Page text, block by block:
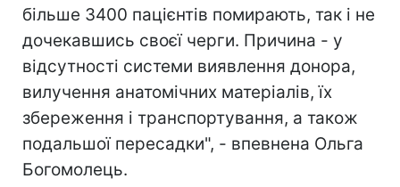
більше 3400 пацієнтів помирають, так і не
дочекавшись своєї черги. Причина - у
відсутності системи виявлення донора,
вилучення анатомічних матеріалів, їх
збереження і транспортування, а також
подальшої пересадки", - впевнена Ольга
Богомолець.